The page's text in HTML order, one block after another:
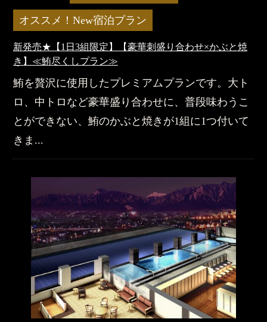
オススメ！New宿泊プラン
新発売★【1日3組限定】【豪華刺盛り合わせ×かぶと焼
き】≪鮪尽くしプラン≫
鮪を贅沢に使用したプレミアムプランです。大ト
ロ、中トロなど豪華盛り合わせに、普段味わうこ
とができない、鮪のかぶと焼きが1組に1つ付いて
きま...